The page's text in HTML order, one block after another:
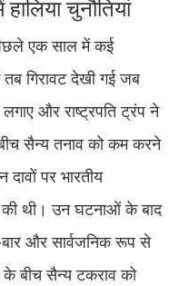
चुनौतियां
एक साल में कई
तब गिरावट देखी गई जब
और राष्ट्रपति ट्रंप ने
सैन्य तनाव को कम करने
पर भारतीय
की थी। उन घटनाओं के बाद
बार और सार्वजनिक रूप से
के बीच सैन्य टकराव को